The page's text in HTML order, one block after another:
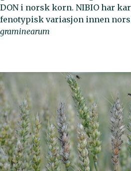
DON i norsk korn. NIBIO har
fenotypisk variasjon innen
graminearum